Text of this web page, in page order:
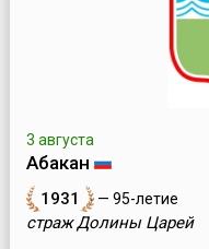
3 августа
Абакан
1931 — 95-летие
страж Долины Царей